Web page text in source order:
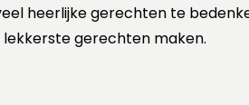
heerlijke gerechten te
gerechten maken.